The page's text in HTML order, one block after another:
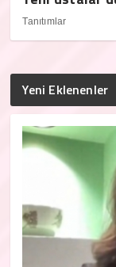
Tanıtımlar
Yeni Eklenenler